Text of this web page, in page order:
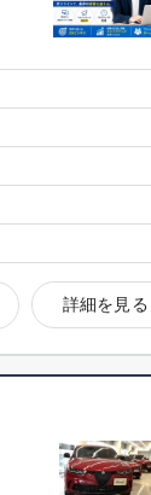
詳細を見る